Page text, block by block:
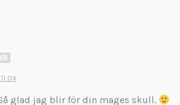
iglad jag blir för din mages skull.